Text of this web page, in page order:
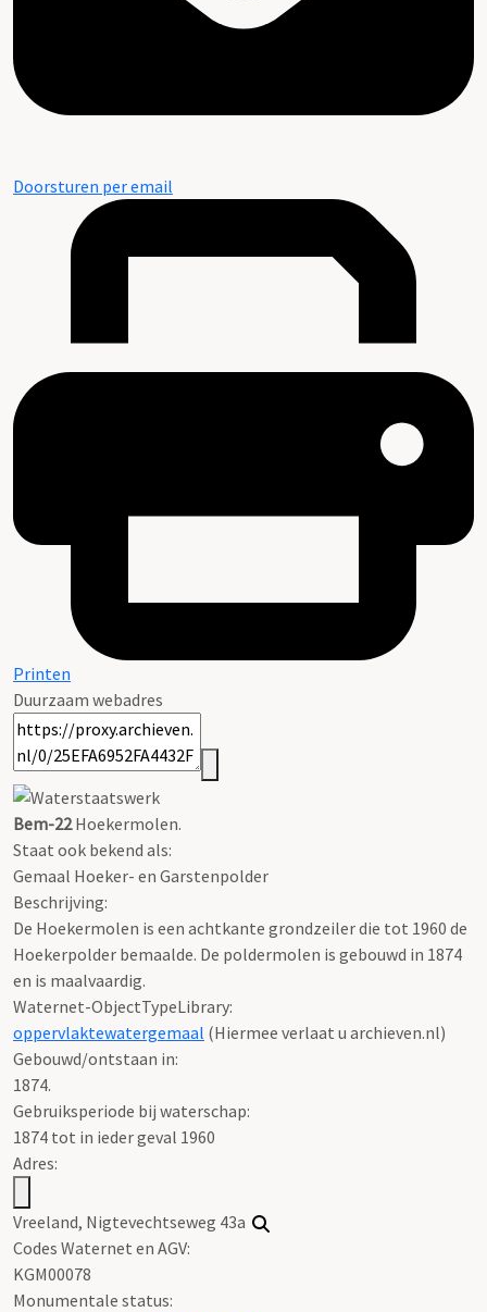
Doorsturen per email
Printen
Duurzaam webadres
Bem-22Hoekermolen.
Staat ook bekend als:
Gemaal Hoeker- en Garstenpolder
Beschrijving:
De Hoekermolen is een achtkante grondzeiler die tot 1960 de
Hoekerpolder bemaalde. De poldermolen is gebouwd in 1874
en is maalvaardig.
Waternet-ObjectTypeLibrary:
oppervlaktewatergemaal (Hiermee verlaat u archieven.nl)
Gebouwd/ontstaan in:
1874.
Gebruiksperiode bij waterschap:
1874 tot in ieder geval 1960
Adres:
Vreeland, Nigtevechtseweg 43a
Codes Waternet en AGV:
KGM00078
Monumentale status: